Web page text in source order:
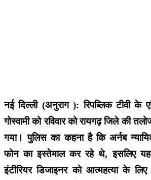
नई दिल्ली (अनुराग ): रिपब्लिक टीवी के
गोस्वामी को रविवार को रायगढ़ जिले की
गया। पुलिस का कहना है कि अर्नब
फोन का इस्तेमाल कर रहे थे, इसलिए यह
इंटीरियर डिजाइनर को आत्महत्या के